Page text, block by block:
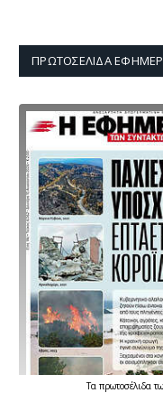
ΠΡΩΤΟΣΈΛΙΔΑ
Τα πρωτοσέλιδα